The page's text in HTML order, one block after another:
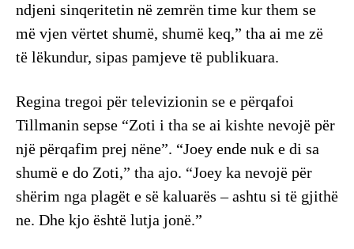
ndjeni sinqeritetin në zemrën time kur them se
më vjen vërtet shumë, shumë keq,” tha ai me zë
të lëkundur, sipas pamjeve të publikuara.
Regina tregoi për televizionin se e përqafoi
Tillmanin sepse “Zoti i tha se ai kishte nevojë për
një përqafim prej nëne”. “Joey ende nuk e di sa
shumë e do Zoti,” tha ajo. “Joey ka nevojë për
shërim nga plagët e së kaluarës – ashtu si të gjithë
ne. Dhe kjo është lutja jonë.”